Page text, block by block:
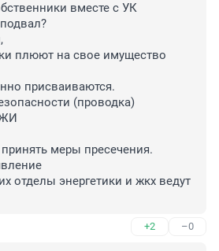
вместе с УК
плюют на свое имущество
присваиваются.
(проводка)
меры пресечения.
отделы энергетики и жкх ведут
+2 –0